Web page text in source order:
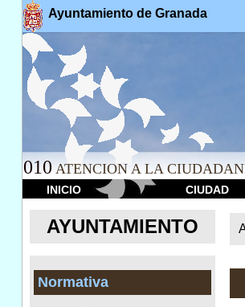
Ayuntamiento de Granada
010 ATENCION A LA
INICIO CIUDAD
AYUNTAMIENTO
Normativa